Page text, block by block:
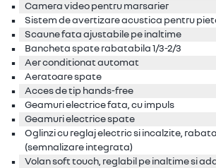
Camera video pentru marsarier
Sistem de avertizare acustica pentru
Scaune fata ajustabile pe inaltime
Bancheta spate rabatabila 1/3-2/3
Aer conditionat automat
Aeratoare spate
Acces de tip hands-free
Geamuri electrice fata, cu impuls
Geamuri electrice spate
Oglinzi cu reglaj electric si incalzite,
(semnalizare integrata)
Volan soft touch, reglabil pe inaltime si